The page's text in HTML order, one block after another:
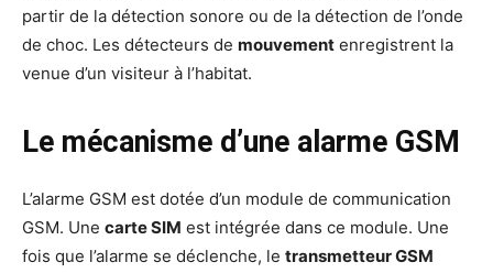
partir de la détection sonore ou de la détection de l’onde
de choc. Les détecteurs de mouvement enregistrent la
venue d’un visiteur à l’habitat.
Le mécanisme d’une alarme GSM
L’alarme GSM est dotée d’un module de communication
GSM. Une carte SIM est intégrée dans ce module. Une
fois que l’alarme se déclenche, le transmetteur GSM